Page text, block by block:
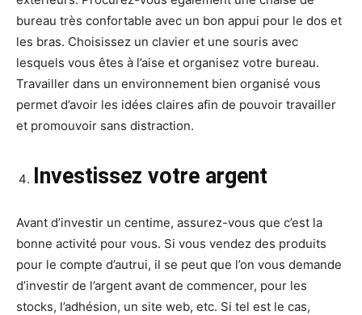
bureau très confortable avec un bon appui pour le dos et
les bras. Choisissez un clavier et une souris avec
lesquels vous êtes à l’aise et organisez votre bureau.
Travailler dans un environnement bien organisé vous
permet d’avoir les idées claires afin de pouvoir travailler
et promouvoir sans distraction.
Investissez votre argent
Avant d’investir un centime, assurez-vous que c’est la
bonne activité pour vous. Si vous vendez des produits
pour le compte d’autrui, il se peut que l’on vous demande
d’investir de l’argent avant de commencer, pour les
stocks, l’adhésion, un site web, etc. Si tel est le cas,